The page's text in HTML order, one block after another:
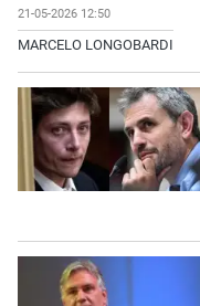
21-05-2026 12:50
MARCELO LONGOBARDI